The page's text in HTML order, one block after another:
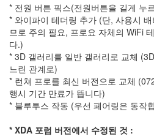
* 전원 버튼 픽스(전원버튼을 길게 누
* 와이파이 테더링 추가 (단, 사용시
므로 주의 필요, 프로요 자체의 WiFi
다.)
* 3D 갤러리를 일반 갤러리로 교체
느린 관계로)
* 런쳐 프로를 최신 버전으로 교체
행시 기간 만료가 뜹니다)
* 블루투스 작동 (우선 페어링은 동작
* XDA 포럼 버전에서 수정된 것 :
포
단
미
어
키
Parse